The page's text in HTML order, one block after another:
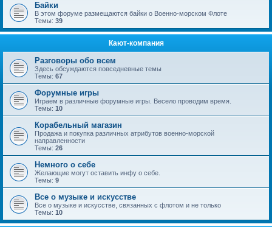
Байки
В этом форуме размещаются байки о Военно-морском Флоте
Темы: 39
Кают-компания
Разговоры обо всем
Здесь обсуждаются повседневные темы
Темы: 67
Форумные игры
Играем в различные форумные игры. Весело проводим время.
Темы: 10
Корабельный магазин
Продажа и покупка различных атрибутов военно-морской
направленности
Темы: 26
Немного о себе
Желающие могут оставить инфу о себе.
Темы: 9
Все о музыке и искусстве
Все о музыке и искусстве, связанных с флотом и не только
Темы: 10